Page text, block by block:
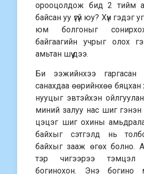
орооцолдож бид 2 тийм
байсан уу үгүй юу? Хүн гэдэг
юм болгоныг
байгаагийн учрыг олох
амьтан шүү дээ.
Би ээжийнхээ гаргасан
санахдаа өөрийнхөө бяцхан
нууцыг эвтэйхэн
миний залуу нас шиг гэнэн
цэцэг шиг охины
байхыг сэтгэлд нь толбо
байхыг зааж өгөх болно.
тэр чигээрээ тэмцэл
богинохон. Энэ богино